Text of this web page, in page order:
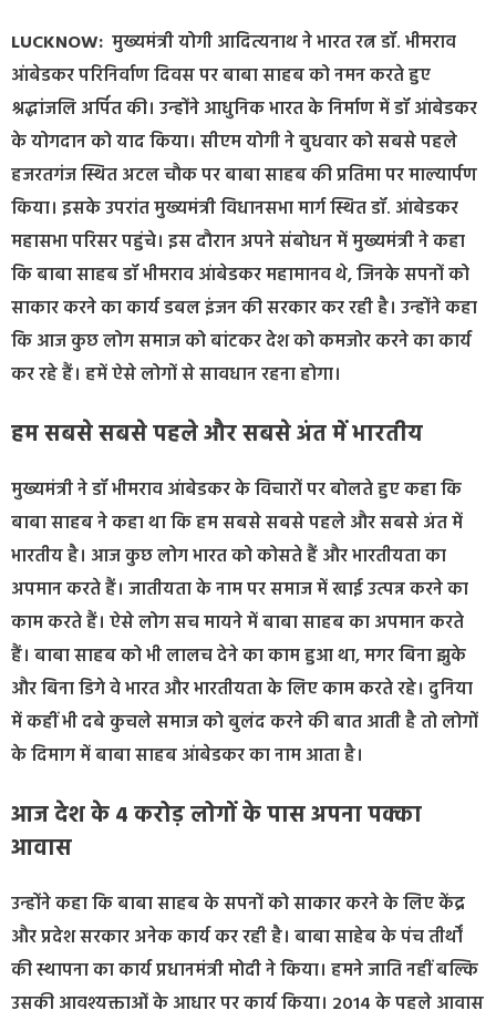
LUCKNOW: मुख्यमंत्री योगी आदित्यनाथ ने भारत रत्न डॉ. भीमराव
आंबेडकर परिनिर्वाण दिवस पर बाबा साहब को नमन करते हुए
श्रद्धांजलि अर्पित की। उन्होंने आधुनिक भारत के निर्माण में डॉ आंबेडकर
के योगदान को याद किया। सीएम योगी ने बुधवार को सबसे पहले
हजरतगंज स्थित अटल चौक पर बाबा साहब की प्रतिमा पर माल्यार्पण
किया। इसके उपरांत मुख्यमंत्री विधानसभा मार्ग स्थित डॉ. आंबेडकर
महासभा परिसर पहुंचे। इस दौरान अपने संबोधन में मुख्यमंत्री ने कहा
कि बाबा साहब डॉ भीमराव आंबेडकर महामानव थे, जिनके सपनों को
साकार करने का कार्य डबल इंजन की सरकार कर रही है। उन्होंने कहा
कि आज कुछ लोग समाज को बांटकर देश को कमजोर करने का कार्य
कर रहे हैं। हमें ऐसे लोगों से सावधान रहना होगा।
हम सबसे सबसे पहले और सबसे अंत में भारतीय
मुख्यमंत्री ने डॉ भीमराव आंबेडकर के विचारों पर बोलते हुए कहा कि
बाबा साहब ने कहा था कि हम सबसे सबसे पहले और सबसे अंत में
भारतीय है। आज कुछ लोग भारत को कोसते हैं और भारतीयता का
अपमान करते हैं। जातीयता के नाम पर समाज में खाई उत्पन्न करने का
काम करते हैं। ऐसे लोग सच मायने में बाबा साहब का अपमान करते
हैं। बाबा साहब को भी लालच देने का काम हुआ था, मगर बिना झुके
और बिना डिगे वे भारत और भारतीयता के लिए काम करते रहे। दुनिया
में कहीं भी दबे कुचले समाज को बुलंद करने की बात आती है तो लोगों
के दिमाग में बाबा साहब आंबेडकर का नाम आता है।
आज देश के 4 करोड़ लोगों के पास अपना पक्का
आवास
उन्होंने कहा कि बाबा साहब के सपनों को साकार करने के लिए केंद्र
और प्रदेश सरकार अनेक कार्य कर रही है। बाबा साहेब के पंच तीर्थों
की स्थापना का कार्य प्रधानमंत्री मोदी ने किया। हमने जाति नहीं बल्कि
उसकी आवश्यक्ताओं के आधार पर कार्य किया। 2014 के पहले आवास